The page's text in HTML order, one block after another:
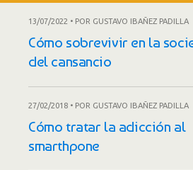
13/07/2022 • POR GUSTAVO IBAÑEZ PADILLA
Cómo sobrevivir en la
del cansancio
27/02/2018 • POR GUSTAVO IBAÑEZ PADILLA
Cómo tratar la adicción al
smarthpone